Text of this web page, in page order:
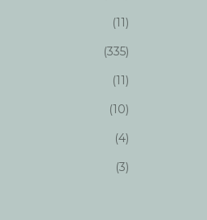
(11)
(335)
(11)
(10)
(4)
(3)